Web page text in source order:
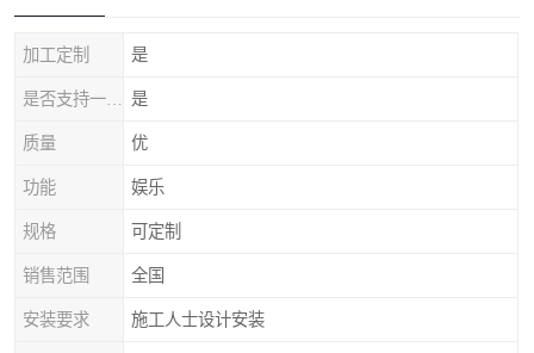
加工定制 是
是
质量 优
功能 娱乐
规格 可定制
销售范围 全国
安装要求 施工人士设计安装